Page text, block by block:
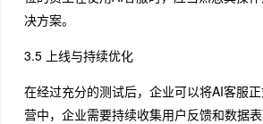
决方案。
3.5 上线与持续优化
在经过充分的测试后，企业可以将AI客服
营中，企业需要持续收集用户反馈和数据